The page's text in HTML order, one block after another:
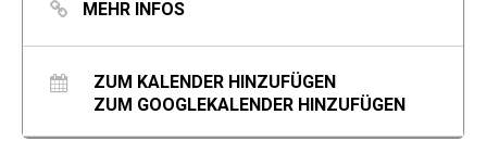
etwas ab, um, womöglich, dadurch die Räume zu öffnen für
(Carolin Emcke)
MEHR INFOS
ZUM KALENDER HINZUFÜGEN
ZUM GOOGLEKALENDER HINZUFÜGEN